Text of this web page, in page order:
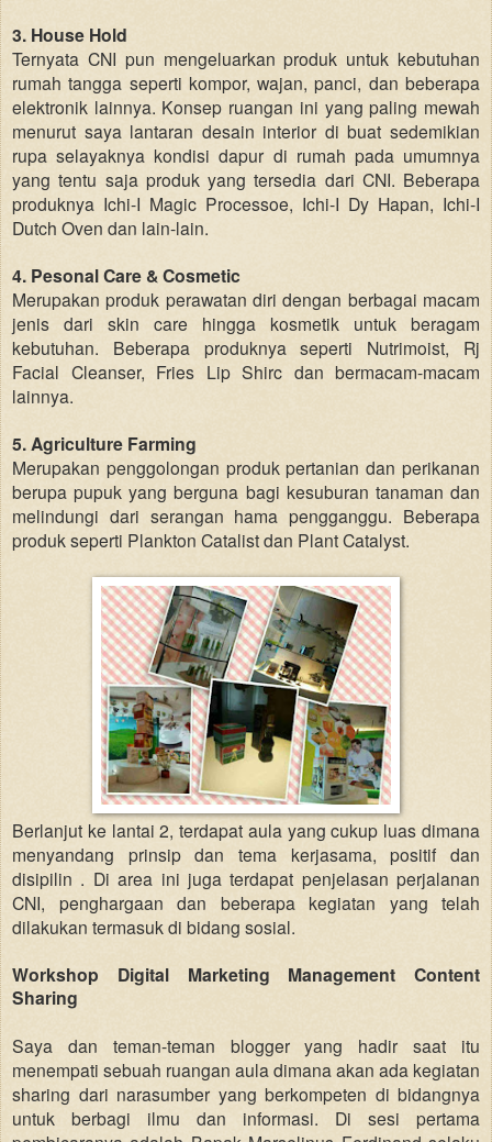
3. House Hold
Ternyata CNI pun mengeluarkan produk untuk kebutuhan
rumah tangga seperti kompor, wajan, panci, dan beberapa
elektronik lainnya. Konsep ruangan ini yang paling mewah
menurut saya lantaran desain interior di buat sedemikian
rupa selayaknya kondisi dapur di rumah pada umumnya
yang tentu saja produk yang tersedia dari CNI. Beberapa
produknya Ichi-I Magic Processoe, Ichi-I Dy Hapan, Ichi-I
Dutch Oven dan lain-lain.
4. Pesonal Care & Cosmetic
Merupakan produk perawatan diri dengan berbagai macam
jenis dari skin care hingga kosmetik untuk beragam
kebutuhan. Beberapa produknya seperti Nutrimoist, Rj
Facial Cleanser, Fries Lip Shirc dan bermacam-macam
lainnya.
5. Agriculture Farming
Merupakan penggolongan produk pertanian dan perikanan
berupa pupuk yang berguna bagi kesuburan tanaman dan
melindungi dari serangan hama pengganggu. Beberapa
produk seperti Plankton Catalist dan Plant Catalyst.
Berlanjut ke lantai 2, terdapat aula yang cukup luas dimana
menyandang prinsip dan tema kerjasama, positif dan
disipilin . Di area ini juga terdapat penjelasan perjalanan
CNI, penghargaan dan beberapa kegiatan yang telah
dilakukan termasuk di bidang sosial.
Workshop Digital Marketing Management Content
Sharing
Saya dan teman-teman blogger yang hadir saat itu
menempati sebuah ruangan aula dimana akan ada kegiatan
sharing dari narasumber yang berkompeten di bidangnya
untuk berbagi ilmu dan informasi. Di sesi pertama